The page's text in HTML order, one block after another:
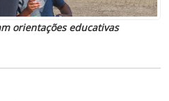
orientações educativas